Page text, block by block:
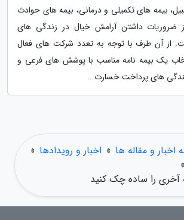
بیمه های تکمیلی و درمانی، بیمه های حوادث
ضروریات داشتن آرامش خیال در زندگی های
از آن طرف با توجه به تعدد شرکت های فعال
یک بیمه نامه مناسب با پوشش های فرعی و
های پرداخت خسارت...
اخبار و مقاله ها » اخبار و رویدادها »
»
آخری را ساده چک کنید